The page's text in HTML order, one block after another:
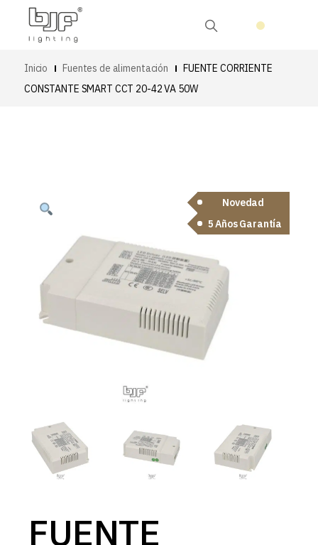
Inicio Fuentes de alimentación
FUENTE CORRIENTE
CONSTANTE SMART CCT 20-42 VA 50W
Novedad
5 Años Garantía
FUENTE